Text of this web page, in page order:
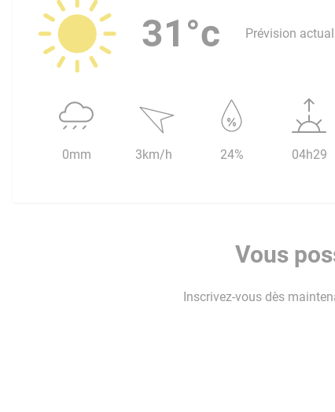
31°c Prévision
0mm 3km/h 24% 04h29
Vous
Inscrivez-vous dès